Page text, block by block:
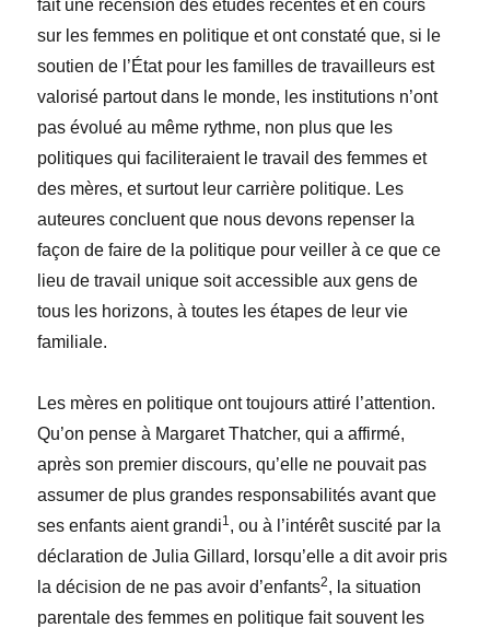
fait une recension des études récentes et en cours
sur les femmes en politique et ont constaté que, si le
soutien de l’État pour les familles de travailleurs est
valorisé partout dans le monde, les institutions n’ont
pas évolué au même rythme, non plus que les
politiques qui faciliteraient le travail des femmes et
des mères, et surtout leur carrière politique. Les
auteures concluent que nous devons repenser la
façon de faire de la politique pour veiller à ce que ce
lieu de travail unique soit accessible aux gens de
tous les horizons, à toutes les étapes de leur vie
familiale.
Les mères en politique ont toujours attiré l’attention.
Qu’on pense à Margaret Thatcher, qui a affirmé,
après son premier discours, qu’elle ne pouvait pas
assumer de plus grandes responsabilités avant que
ses enfants aient grandi1, ou à l’intérêt suscité par la
déclaration de Julia Gillard, lorsqu’elle a dit avoir pris
la décision de ne pas avoir d’enfants2, la situation
parentale des femmes en politique fait souvent les